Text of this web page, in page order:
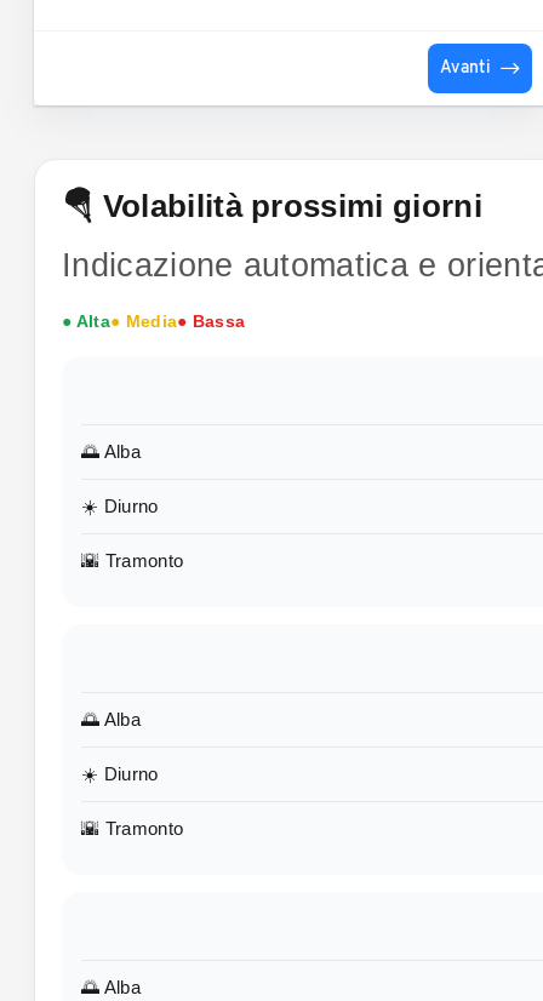
Avanti
🪂 Volabilità prossimi giorni
Indicazione automatica e
● Alta● Media● Bassa
🌅 Alba
☀️ Diurno
🌇 Tramonto
🌅 Alba
☀️ Diurno
🌇 Tramonto
🌅 Alba